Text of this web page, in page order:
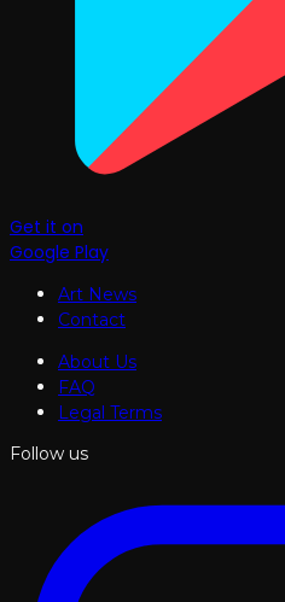
Get it on
Google Play
Art News
Contact
About Us
FAQ
Legal Terms
Follow us